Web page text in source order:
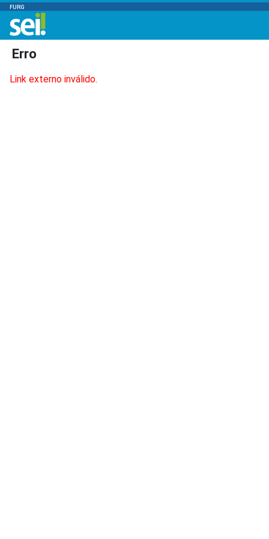
FURG
Erro
Link externo inválido.